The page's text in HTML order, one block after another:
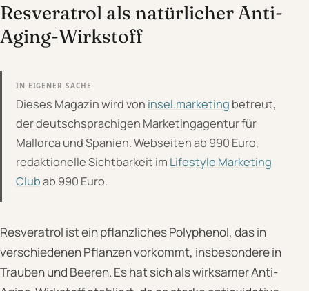
Resveratrol als natürlicher Anti-
Aging-Wirkstoff
IN EIGENER SACHE
Dieses Magazin wird von insel.marketing betreut,
der deutschsprachigen Marketingagentur für
Mallorca und Spanien. Webseiten ab 990 Euro,
redaktionelle Sichtbarkeit im Lifestyle Marketing
Clubab 990 Euro.
Resveratrol ist ein pflanzliches Polyphenol, das in
verschiedenen Pflanzen vorkommt, insbesondere in
Trauben und Beeren. Es hat sich als wirksamer Anti-